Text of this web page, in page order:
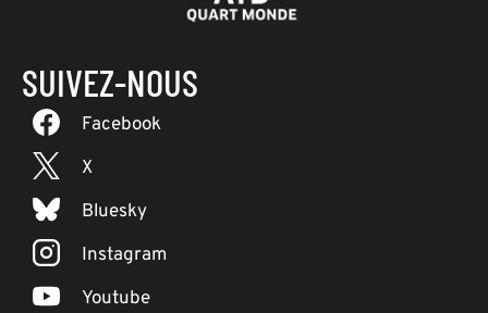
SUIVEZ-NOUS
Facebook
X
Bluesky
Instagram
Youtube